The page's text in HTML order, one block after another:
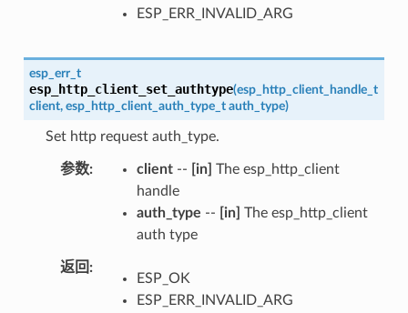
ESP_ERR_INVALID_ARG
esp_err_t
esp_http_client_set_authtype(esp_http_client_handle_t
client, esp_http_client_auth_type_t auth_type)
Set http request auth_type.
参数 client-- [in] The esp_http_client
handle
auth_type -- [in] The esp_http_client
auth type
返回
ESP_OK
ESP_ERR_INVALID_ARG